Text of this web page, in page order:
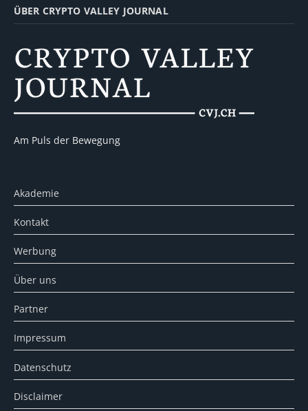
ÜBER CRYPTO VALLEY JOURNAL
Am Puls der Bewegung
Akademie
Kontakt
Werbung
Über uns
Partner
Impressum
Datenschutz
Disclaimer